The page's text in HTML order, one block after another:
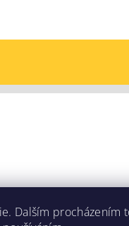
Dalším procházením